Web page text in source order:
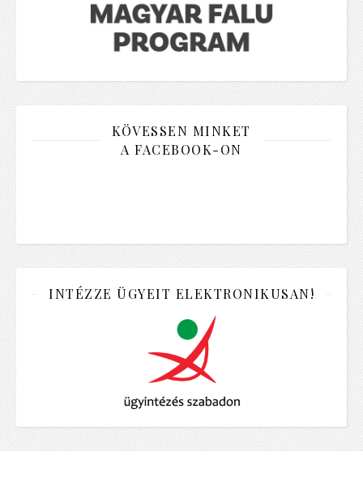
KÖVESSEN MINKET
A FACEBOOK-ON
INTÉZZE ÜGYEIT ELEKTRONIKUSAN!